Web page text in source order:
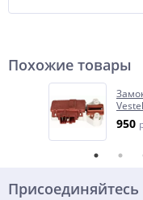
Похожие товары
950
Присоединяйтесь